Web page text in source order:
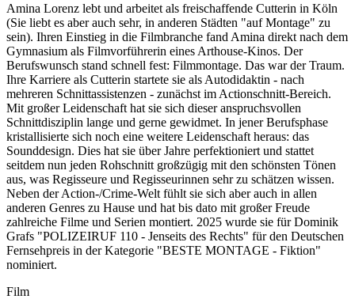
Amina Lorenz lebt und arbeitet als freischaffende Cutterin in Köln
(Sie liebt es aber auch sehr, in anderen Städten "auf Montage" zu
sein). Ihren Einstieg in die Filmbranche fand Amina direkt nach dem
Gymnasium als Filmvorführerin eines Arthouse-Kinos. Der
Berufswunsch stand schnell fest: Filmmontage. Das war der Traum.
Ihre Karriere als Cutterin startete sie als Autodidaktin - nach
mehreren Schnittassistenzen - zunächst im Actionschnitt-Bereich.
Mit großer Leidenschaft hat sie sich dieser anspruchsvollen
Schnittdisziplin lange und gerne gewidmet. In jener Berufsphase
kristallisierte sich noch eine weitere Leidenschaft heraus: das
Sounddesign. Dies hat sie über Jahre perfektioniert und stattet
seitdem nun jeden Rohschnitt großzügig mit den schönsten Tönen
aus, was Regisseure und Regisseurinnen sehr zu schätzen wissen.
Neben der Action-/Crime-Welt fühlt sie sich aber auch in allen
anderen Genres zu Hause und hat bis dato mit großer Freude
zahlreiche Filme und Serien montiert. 2025 wurde sie für Dominik
Grafs "POLIZEIRUF 110 - Jenseits des Rechts" für den Deutschen
Fernsehpreis in der Kategorie "BESTE MONTAGE - Fiktion"
nominiert.
Film